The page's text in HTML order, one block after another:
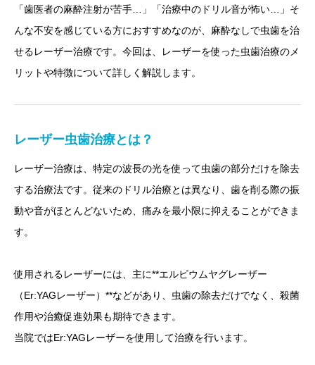
「歯医者の麻酔注射が苦手…」「治療中のドリル音が怖い…」そ
んな不安を感じている方におすすめなのが、麻酔なしで虫歯を治
せるレーザー治療です。今回は、レーザーを使った虫歯治療のメ
リットや特徴について詳しく解説します。
レーザー虫歯治療とは？
レーザー治療は、特定の波長の光を使って虫歯の部分だけを除去
する治療法です。従来のドリル治療とは異なり、歯を削る際の振
動や音がほとんどないため、痛みを最小限に抑えることができま
す。
使用されるレーザーには、主に**エルビウムヤグレーザー
（Er:YAGレーザー）**などがあり、虫歯の除去だけでなく、殺菌
作用や治癒促進効果も期待できます。
当院ではEr:YAGレーザーを使用して治療を行います。